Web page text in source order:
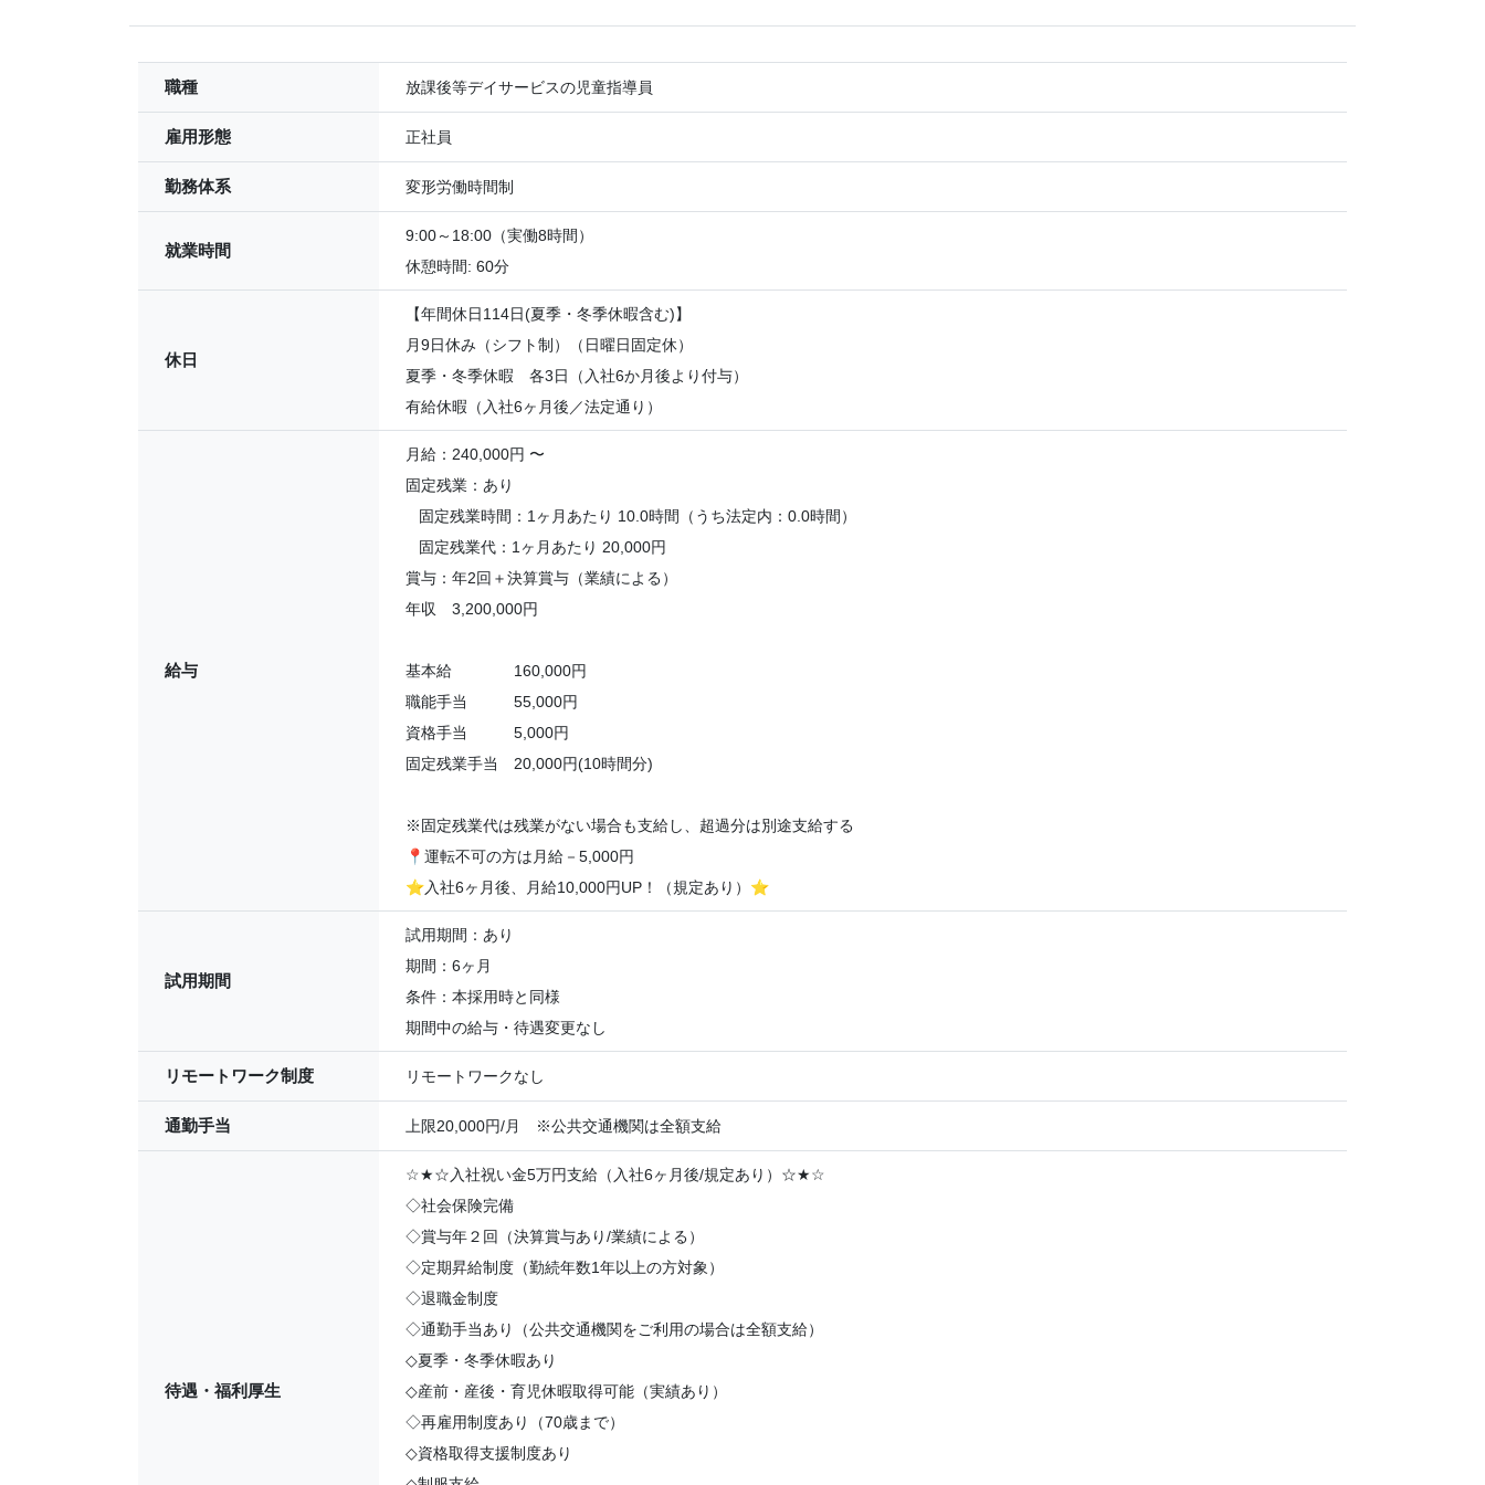
職種 放課後等デイサービスの児童指導員
雇用形態 正社員
勤務体系 変形労働時間制
就業時間
9:00～18:00（実働8時間）
休憩時間: 60分
休日
【年間休日114日(夏季・冬季休暇含む)】
月9日休み（シフト制）（日曜日固定休）
夏季・冬季休暇 各3日（入社6か月後より付与）
有給休暇（入社6ヶ月後／法定通り）
給与
月給：240,000円 〜
固定残業：あり
固定残業時間：1ヶ月あたり 10.0時間（うち法定内：0.0時間）
固定残業代：1ヶ月あたり 20,000円
賞与：年2回＋決算賞与（業績による）
年収 3,200,000円
基本給 160,000円
職能手当 55,000円
資格手当 5,000円
固定残業手当 20,000円(10時間分)
※固定残業代は残業がない場合も支給し、超過分は別途支給する
📍 運転不可の方は月給－5,000円
⭐入社6ヶ月後、月給10,000円UP！（規定あり） ⭐
試用期間
試用期間：あり
期間：6ヶ月
条件：本採用時と同様
期間中の給与・待遇変更なし
リモートワーク制度 リモートワークなし
通勤手当 上限20,000円/月 ※公共交通機関は全額支給
待遇・福利厚生
☆★☆入社祝い金5万円支給（入社6ヶ月後/規定あり）☆★☆
◇社会保険完備
◇賞与年２回（決算賞与あり/業績による）
◇定期昇給制度（勤続年数1年以上の方対象）
◇退職金制度
◇通勤手当あり（公共交通機関をご利用の場合は全額支給）
◇夏季・冬季休暇あり
◇産前・産後・育児休暇取得可能（実績あり）
◇再雇用制度あり（70歳まで）
◇資格取得支援制度あり